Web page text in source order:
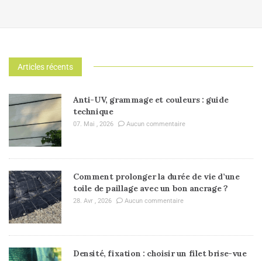
Articles récents
Anti-UV, grammage et couleurs : guide
technique
07. Mai , 2026 Aucun commentaire
Comment prolonger la durée de vie d’une
toile de paillage avec un bon ancrage ?
28. Avr , 2026 Aucun commentaire
Densité, fixation : choisir un filet brise-vue